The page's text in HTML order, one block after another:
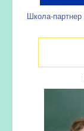
Школа-партнер